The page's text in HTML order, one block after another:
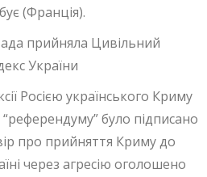
(Франція).
прийняла Цивільний
України
Росією українського Криму
“референдуму” було підписано
про прийняття Криму до
через агресію оголошено